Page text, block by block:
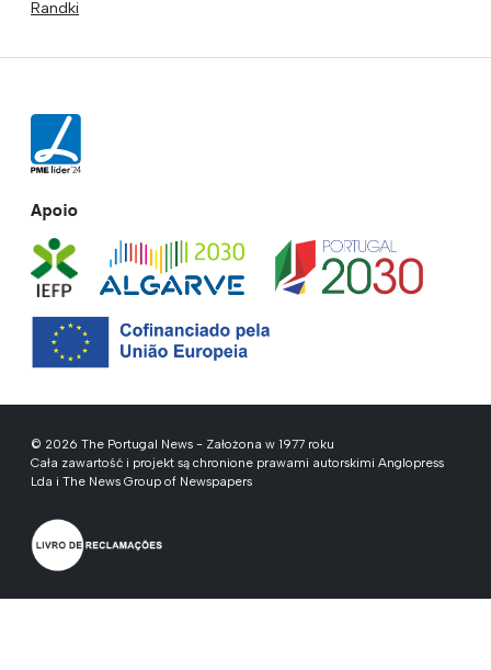
Randki
Apoio
© 2026 The Portugal News - Założona w 1977 roku
Cała zawartość i projekt są chronione prawami autorskimi Anglopress
Lda i The News Group of Newspapers